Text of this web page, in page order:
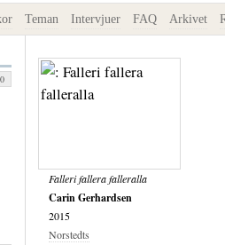
Teman Intervjuer FAQ Arkivet
Falleri fallera falleralla
Carin Gerhardsen
2015
Norstedts
0